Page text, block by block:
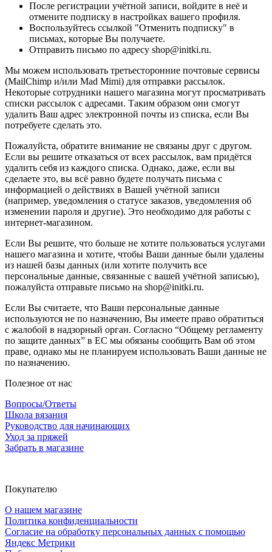
После регистрации учётной записи, войдите в неё и
отмените подписку в настройках вашего профиля.
Воспользуйтесь ссылкой "Отменить подписку" в
письмах, которые Вы получаете.
Отправить письмо по адресу shop@initki.ru.
Мы можем использовать третьесторонние почтовые сервисы
(MailChimp и/или Mad Mimi) для отправки рассылок.
Некоторые сотрудники нашего магазина могут просматривать
списки рассылок с адресами. Таким образом они смогут
удалить Ваш адрес электронной почты из списка, если Вы
потребуете сделать это.
Пожалуйста, обратите внимание не связаны друг с другом.
Если вы решите отказаться от всех рассылок, вам придётся
удалить себя из каждого списка. Однако, даже, если вы
сделаете это, вы всё равно будете получать письма с
информацией о действиях в Вашей учётной записи
(например, уведомления о статусе заказов, уведомления об
изменении пароля и другие). Это необходимо для работы с
интернет-магазином.
Если Вы решите, что больше не хотите пользоваться услугами
нашего магазина и хотите, чтобы Ваши данные были удалены
из нашей базы данных (или хотите получить все
персональные данные, связанные с вашей учётной записью),
пожалуйста отправьте письмо на shop@initki.ru.
Если Вы считаете, что Ваши персональные данные
используются не по назначению, Вы имеете право обратиться
с жалобой в надзорный орган. Согласно “Общему регламенту
по защите данных” в ЕС мы обязаны сообщить Вам об этом
праве, однако мы не планируем использовать Ваши данные не
по назначению.
Полезное от нас
Вопросы/Ответы
Школа вязания
Руководство для начинающих
Уход за пряжей
Забрать в магазине
Покупателю
О нашем магазине
Политика конфиденциальности
Согласие на обработку персональных данных с помощью
Яндекс Метрики